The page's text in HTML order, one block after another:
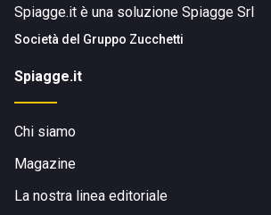
Spiagge.it è una soluzione Spiagge Srl
Società del Gruppo Zucchetti
Spiagge.it
Chi siamo
Magazine
La nostra linea editoriale